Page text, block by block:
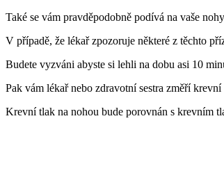
Také se vám pravděpodobně podívá na vaše
V případě, že lékař zpozoruje některé z těchto
Budete vyzváni abyste si lehli na dobu asi 10
Pak vám lékař nebo zdravotní sestra změří
Krevní tlak na nohou bude porovnán s krevním